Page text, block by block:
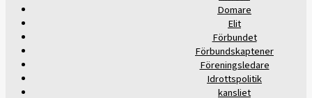
Domare
Elit
Förbundet
Förbundskaptener
Föreningsledare
Idrottspolitik
kansliet